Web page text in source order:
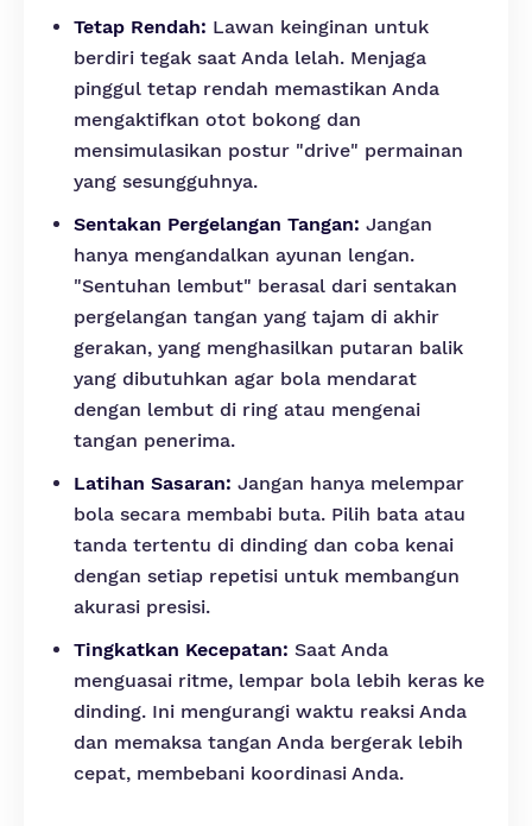
Tetap Rendah: Lawan keinginan untuk
berdiri tegak saat Anda lelah. Menjaga
pinggul tetap rendah memastikan Anda
mengaktifkan otot bokong dan
mensimulasikan postur "drive" permainan
yang sesungguhnya.
Sentakan Pergelangan Tangan: Jangan
hanya mengandalkan ayunan lengan.
"Sentuhan lembut" berasal dari sentakan
pergelangan tangan yang tajam di akhir
gerakan, yang menghasilkan putaran balik
yang dibutuhkan agar bola mendarat
dengan lembut di ring atau mengenai
tangan penerima.
Latihan Sasaran: Jangan hanya melempar
bola secara membabi buta. Pilih bata atau
tanda tertentu di dinding dan coba kenai
dengan setiap repetisi untuk membangun
akurasi presisi.
Tingkatkan Kecepatan: Saat Anda
menguasai ritme, lempar bola lebih keras ke
dinding. Ini mengurangi waktu reaksi Anda
dan memaksa tangan Anda bergerak lebih
cepat, membebani koordinasi Anda.